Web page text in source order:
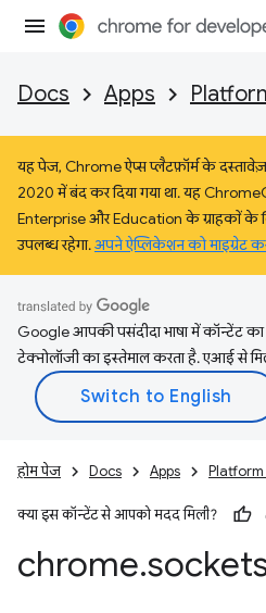
Docs Apps
यह पेज, Chrome ऐप्स प्लैटफ़ॉर्म के दस्तावेज़
2020 में बंद कर दिया गया था. यह
Enterprise और Education के ग्राहकों
उपलब्ध रहेगा.अपने ऐप्लिकेशन को माइग्रेट
Google आपकी पसंदीदा भाषा में कॉन्टेंट
टेक्नोलॉजी का इस्तेमाल करता है. एआई से
होम पेज Docs Apps Platform
क्या इस कॉन्टेंट से आपको मदद मिली?
chrome.